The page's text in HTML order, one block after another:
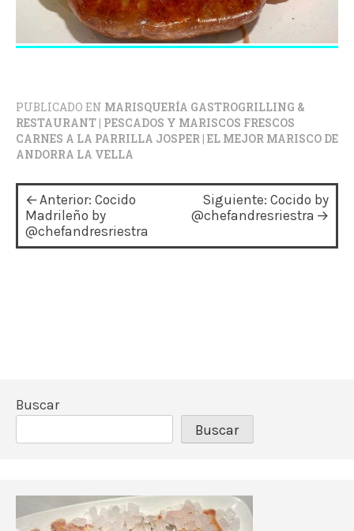
PUBLICADO EN MARISQUERÍA GASTROGRILLING &
RESTAURANT | PESCADOS Y MARISCOS FRESCOS
CARNES A LA PARRILLA JOSPER | EL MEJOR MARISCO DE
ANDORRA LA VELLA
N
a
v
ó
n
e
e
Anterior: Cocido
Madrileño by
@chefandresriestra
Siguiente: Cocido by
@chefandresriestra
Buscar
Buscar